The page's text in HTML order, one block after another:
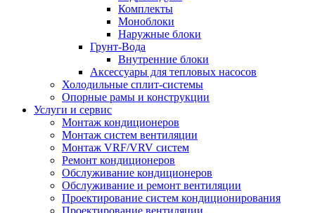
Комплекты
Моноблоки
Наружные блоки
Грунт-Вода
Внутренние блоки
Аксессуары для тепловых насосов
Холодильные сплит-системы
Опорные рамы и конструкции
Услуги и сервис
Монтаж кондиционеров
Монтаж систем вентиляции
Монтаж VRF/VRV систем
Ремонт кондиционеров
Обслуживание кондиционеров
Обслуживание и ремонт вентиляции
Проектирование систем кондиционирования